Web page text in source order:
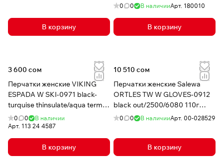
В корзину
0 0 В наличииАрт. 180010
В корзину
3 600 сом
Перчатки женские VIKING
ESPADA W SKI-0971 black-
turquise thinsulate/aqua termo
tex
0 0
В наличии
Арт. 113 24 4587
В корзину
10 510 сом
Перчатки женские Salewa
ORTLES TW W GLOVES-0912
black out/2500/6080 110г
powertex/alpine wool
0 0 В наличииАрт. 00-028529
В корзину